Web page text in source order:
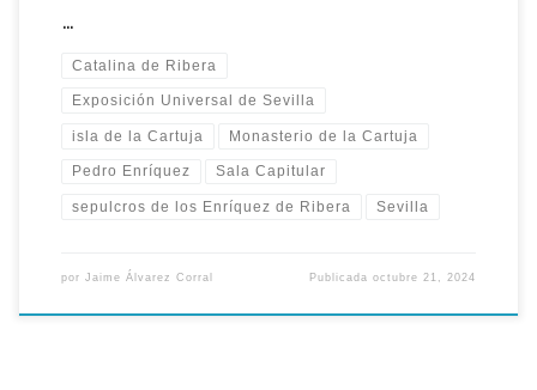
…
Catalina de Ribera
Exposición Universal de Sevilla
isla de la Cartuja Monasterio de la Cartuja
Pedro Enríquez Sala Capitular
sepulcros de los Enríquez de Ribera Sevilla
por Jaime Álvarez Corral Publicadaoctubre 21, 2024